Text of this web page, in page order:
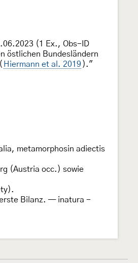
(1 Ex., Obs-ID
östlichen Bundesländern
Hiermann et al. 2019 )."
metamorphosin adiectis
(Austria occ.) sowie
erste Bilanz. — inatura -